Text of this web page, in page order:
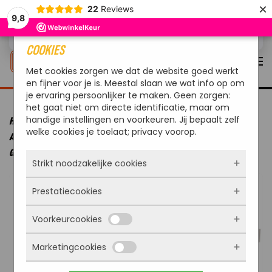
9,8
22 Reviews ×
Overslaan en naar de inhoud gaan
HOME MERKEN OUTDOORCHEF
OUTDOORCHEF BBQ
ACCESSOIRE UITWISSELBAAR FRONT VOOR AROSA 570 G TWO-TONE
GREY
COOKIES
Met cookies zorgen we dat de website goed werkt
en fijner voor je is. Meestal slaan we wat info op om
je ervaring persoonlijker te maken. Geen zorgen:
het gaat niet om directe identificatie, maar om
handige instellingen en voorkeuren. Jij bepaalt zelf
welke cookies je toelaat; privacy voorop.
Strikt noodzakelijke cookies
Deze cookies zorgen ervoor dat de website
überhaupt werkt. Ze zijn dus altijd actief en
kunnen niet worden uitgezet. Meestal worden
ze alleen geplaatst als jij iets doet, zoals
inloggen, een formulier invullen of je
privacyvoorkeuren opslaan. Je kunt je browser
zo instellen dat hij deze cookies blokkeert of je
Prestatiecookies
Met deze cookies zien we hoe vaak onze site
bezocht wordt, waar bezoekers vandaan
komen en welke pagina’s populair zijn. Zo
kunnen we de website blijven verbeteren.
Voorkeurcookies
Deze cookies onthouden jouw voorkeuren.
Bijvoorbeeld taalkeuze of ingevulde gegevens.
Marketingcookies